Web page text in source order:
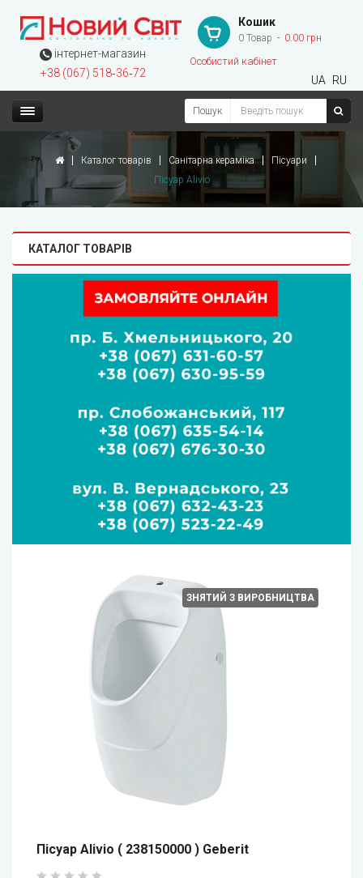
інтернет-магазин
+38 (067) 518‑36‑72
Кошик
0 Товар 0.00 грн
Особистий кабінет
UA RU
Пошук
Каталог товарів Санітарна кераміка
Пісуари
Пісуар Alivio
КАТАЛОГ ТОВАРІВ
ЗНЯТИЙ З ВИРОБНИЦТВА
Пісуар Alivio ( 238150000 ) Geberit